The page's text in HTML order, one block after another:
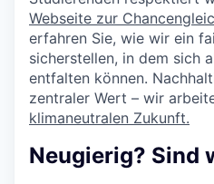
Webseite zur
erfahren Sie, wie wir ein
sicherstellen, in dem sich
entfalten können.
zentraler Wert – wir
klimaneutralen Zukunft.
Neugierig? Sind